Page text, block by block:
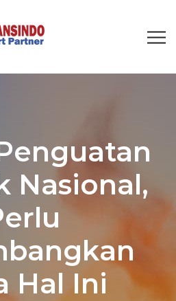
Nasional,
Hal Ini